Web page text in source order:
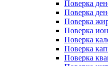
Поверка
Поверка
Поверка
Поверка
Поверка
Поверка
Поверка